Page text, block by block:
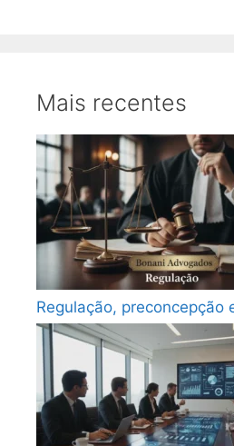
Mais recentes
Regulação, preconcepção